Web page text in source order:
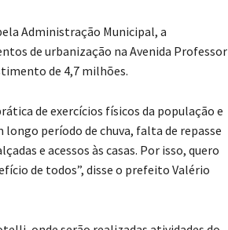
Administração Municipal, a
de urbanização na Avenida Professor
de 4,7 milhões.
de exercícios físicos da população e
período de chuva, falta de repasse
e acessos às casas. Por isso, quero
de todos”, disse o prefeito Valério